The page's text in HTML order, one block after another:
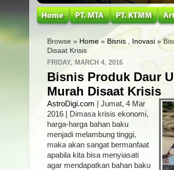
Browse » Home » Bisnis Inovasi »
Disaat Krisis
FRIDAY, MARCH 4, 2016
Bisnis Produk Daur
Murah Disaat Krisis
AstroDigi.com | Jumat, 4 Mar
2016 | Dimasa krisis ekonomi,
harga-harga bahan baku
menjadi melambung tinggi,
maka akan sangat bermanfaat
apabila kita bisa menyiasati
agar mendapatkan bahan baku